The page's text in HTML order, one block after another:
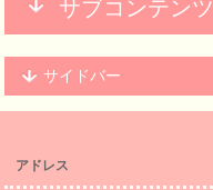
サブコンテンツ
サイドバー
アドレス